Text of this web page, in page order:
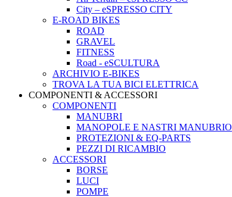
City – eSPRESSO CITY
E-ROAD BIKES
ROAD
GRAVEL
FITNESS
Road - eSCULTURA
ARCHIVIO E-BIKES
TROVA LA TUA BICI ELETTRICA
COMPONENTI & ACCESSORI
COMPONENTI
MANUBRI
MANOPOLE E NASTRI MANUBRIO
PROTEZIONI & EQ-PARTS
PEZZI DI RICAMBIO
ACCESSORI
BORSE
LUCI
POMPE